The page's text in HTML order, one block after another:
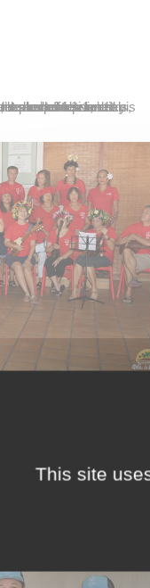
désormais trois collectes de nuit les lundis, mercredis et vendredis pour le secteur 1-1, et trois collectes les mardis, jeudis et samedis pour le…
This site